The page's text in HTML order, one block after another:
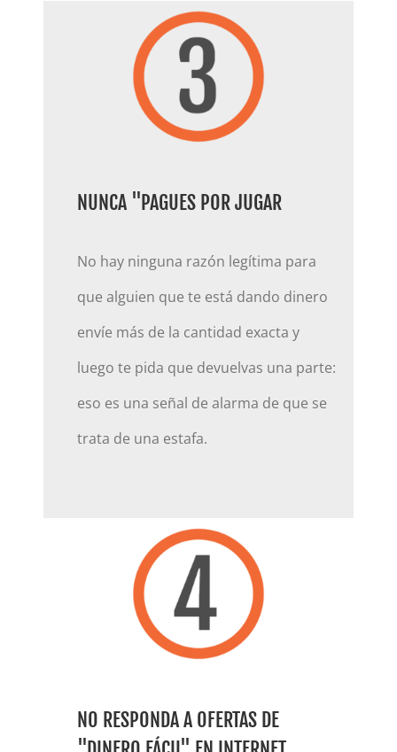
NUNCA "PAGUES POR JUGAR
No hay ninguna razón legítima para
que alguien que te está dando dinero
envíe más de la cantidad exacta y
luego te pida que devuelvas una parte:
eso es una señal de alarma de que se
trata de una estafa.
NO RESPONDA A OFERTAS DE